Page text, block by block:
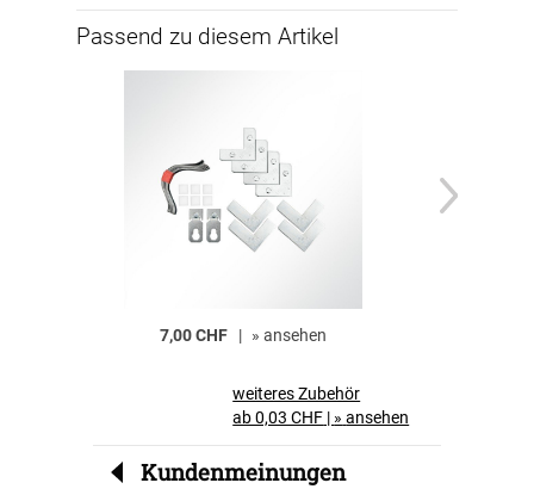
Passend zu diesem Artikel
7,00 CHF | » ansehen
weiteres Zubehör
ab 0,03 CHF | » ansehen
Kundenmeinungen